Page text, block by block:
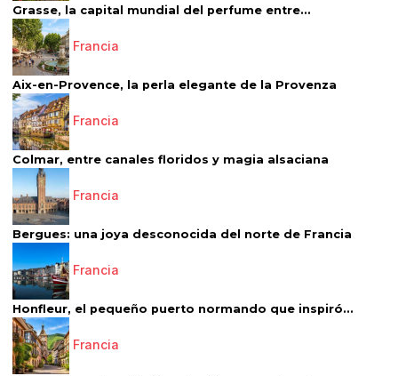
Grasse, la capital mundial del perfume entre...
Francia
Aix-en-Provence, la perla elegante de la Provenza
Francia
Colmar, entre canales floridos y magia alsaciana
Francia
Bergues: una joya desconocida del norte de Francia
Francia
Honfleur, el pequeño puerto normando que inspiró...
Francia